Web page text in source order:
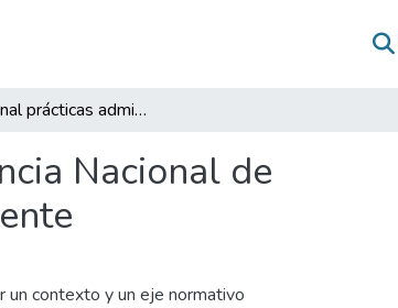
Informe final prácticas administrativas : Agencia Nacional de Contratación Pública Colombia Compra Eficiente
Nacional de
un contexto y un eje normativo